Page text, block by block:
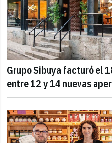
Grupo Sibuya facturó el
entre 12 y 14 nuevas